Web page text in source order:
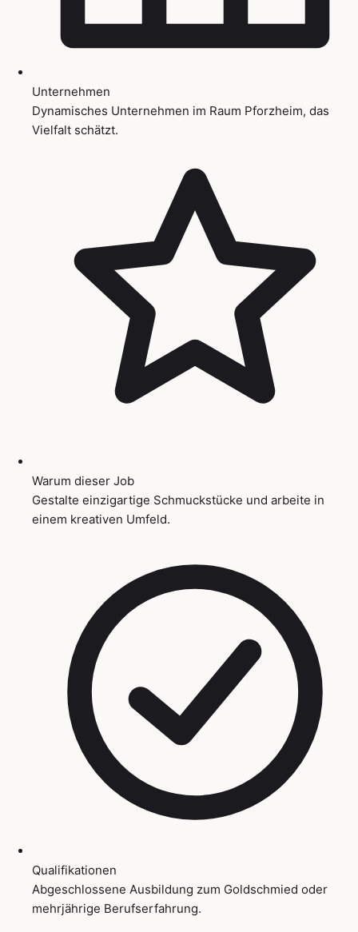
Unternehmen
Dynamisches Unternehmen im Raum Pforzheim, das
Vielfalt schätzt.
Warum dieser Job
Gestalte einzigartige Schmuckstücke und arbeite in
einem kreativen Umfeld.
Qualifikationen
Abgeschlossene Ausbildung zum Goldschmied oder
mehrjährige Berufserfahrung.